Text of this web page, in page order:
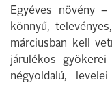
Egyéves növény
könnyű,
márciusban kell
járulékos
négyoldalú,